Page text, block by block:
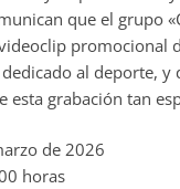
que el grupo
promocional
al deporte, y
esta grabación tan
de 2026
horas